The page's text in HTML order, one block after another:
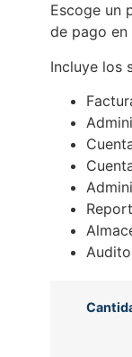
Escoge un
de pago en
Incluye los